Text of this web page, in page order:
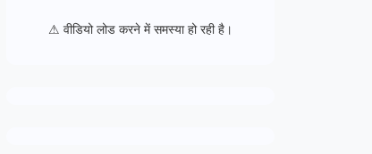
⚠ वीडियो लोड करने में समस्या हो रही है।